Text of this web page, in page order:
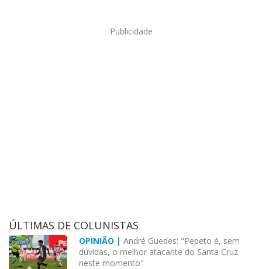
Publicidade
ÚLTIMAS DE COLUNISTAS
OPINIÃO | André Guedes: "Pepeto é, sem
dúvidas, o melhor atacante do Santa Cruz
neste momento"